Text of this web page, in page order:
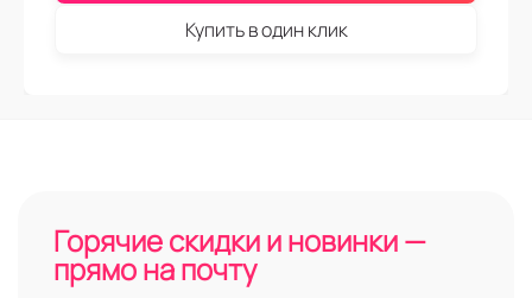
Купить в один клик
Горячие скидки и новинки —
прямо на почту